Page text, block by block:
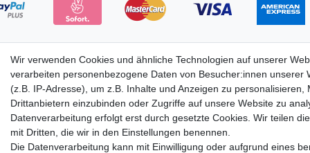
© Copyright 2026 | Alle Rechte vorbehalten.
Wir verwenden Cookies und ähnliche Technologien auf unserer
verarbeiten personenbezogene Daten von Besucher:innen unserer
(z.B. IP-Adresse), um z.B. Inhalte und Anzeigen zu personalisieren,
Drittanbietern einzubinden oder Zugriffe auf unsere Website zu
Datenverarbeitung erfolgt erst durch gesetzte Cookies. Wir teilen
mit Dritten, die wir in den Einstellungen benennen.
Die Datenverarbeitung kann mit Einwilligung oder aufgrund eines